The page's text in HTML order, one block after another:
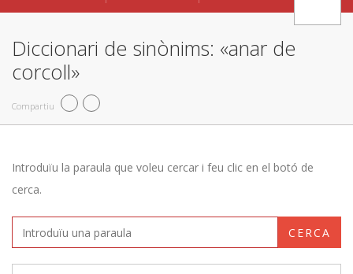
Diccionari de sinònims: «anar de
corcoll»
Compartiu
Introduïu la paraula que voleu cercar i feu clic en el botó de
cerca.
CERCA